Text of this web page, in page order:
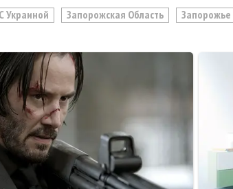
Украиной Запорожская Область Запорожье